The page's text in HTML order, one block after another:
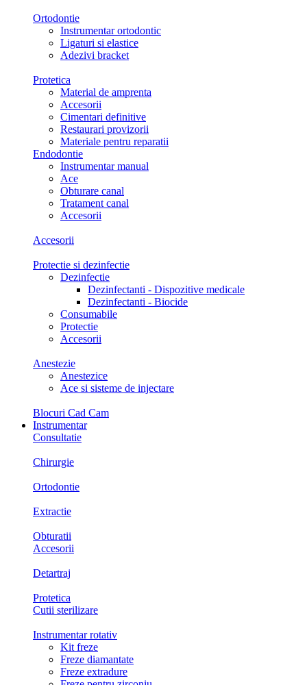
Ortodontie
Instrumentar ortodontic
Ligaturi si elastice
Adezivi bracket
Protetica
Material de amprenta
Accesorii
Cimentari definitive
Restaurari provizorii
Materiale pentru reparatii
Endodontie
Instrumentar manual
Ace
Obturare canal
Tratament canal
Accesorii
Accesorii
Protectie si dezinfectie
Dezinfectie
Dezinfectanti - Dispozitive medicale
Dezinfectanti - Biocide
Consumabile
Protectie
Accesorii
Anestezie
Anestezice
Ace si sisteme de injectare
Blocuri Cad Cam
Instrumentar
Consultatie
Chirurgie
Ortodontie
Extractie
Obturatii
Accesorii
Detartraj
Protetica
Cutii sterilizare
Instrumentar rotativ
Kit freze
Freze diamantate
Freze extradure